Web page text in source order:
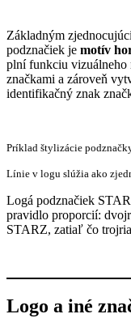
Základným
podznačiek je motív
plní funkciu vizuálneho
značkami a zároveň
identifikačný znak
Príklad štylizácie
Línie v logu slúžia ako
Logá podznačiek
pravidlo proporcií:
STARZ, zatiaľ čo
Logo a iné